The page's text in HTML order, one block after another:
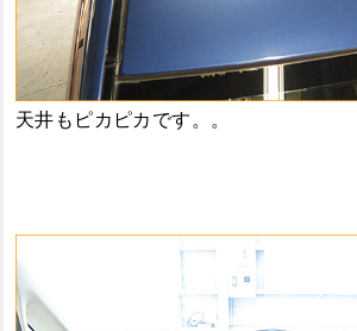
天井もピカピカです。。